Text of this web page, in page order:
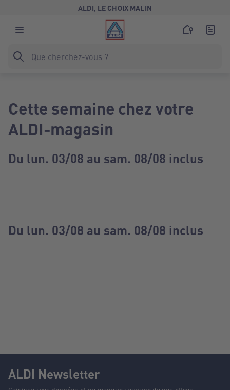
ALDI, LE CHOIX MALIN
Cette semaine chez votre
ALDI-magasin
Du lun. 03/08 au sam. 08/08 inclus
Du lun. 03/08 au sam. 08/08 inclus
ALDI Newsletter